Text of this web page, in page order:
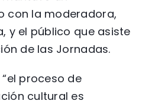
con la moderadora,
y el público que asiste
de las Jornadas.
proceso de
cultural es